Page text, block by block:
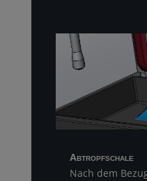
Abtropfschale
Nach dem